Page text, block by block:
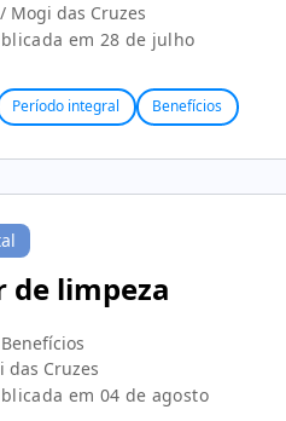
Mogi das Cruzes
em 28 de julho
Período integral Benefícios
de limpeza
das Cruzes
em 04 de agosto